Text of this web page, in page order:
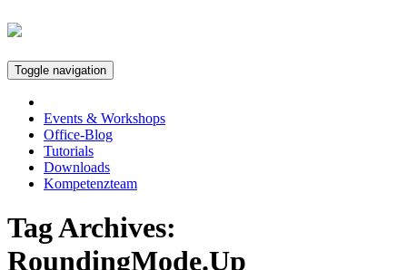
Toggle navigation
Events & Workshops
Office-Blog
Tutorials
Downloads
Kompetenzteam
Tag Archives:
RoundingMode.Up